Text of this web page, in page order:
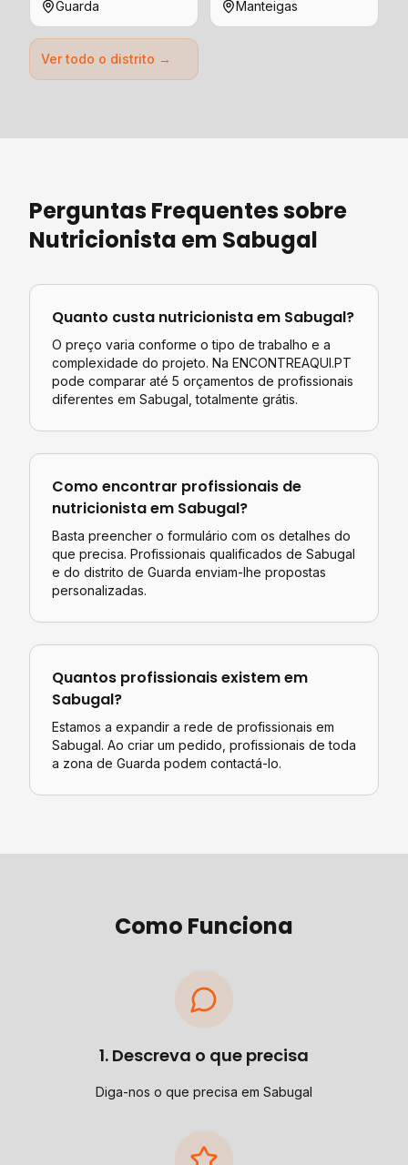
Guarda Manteigas
Ver todo o distrito →
Perguntas Frequentes sobre
Nutricionista em Sabugal
Quanto custa nutricionistaem Sabugal?
O preço varia conforme o tipo de trabalho e a
complexidade do projeto. Na ENCONTREAQUI.PT
pode comparar até 5 orçamentos de profissionais
diferentes em Sabugal , totalmente grátis.
Como encontrar profissionais de
nutricionistaem Sabugal?
Basta preencher o formulário com os detalhes do
que precisa. Profissionais qualificados de Sabugal
e do distrito de Guarda enviam-lhe propostas
personalizadas.
Quantos profissionais existem em
Sabugal?
Estamos a expandir a rede de profissionais em
Sabugal. Ao criar um pedido, profissionais de toda
a zona de Guarda podem contactá-lo.
Como Funciona
1. Descreva o que precisa
Diga-nos o que precisa em Sabugal